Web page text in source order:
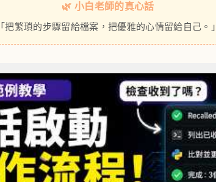
🌿 小白老師的真心話
「把繁瑣的步驟留給檔案，把優雅的心情留給自己。」